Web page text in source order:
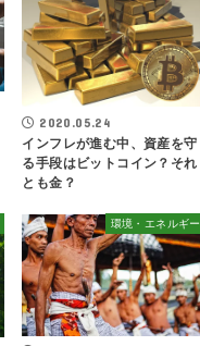
2020.05.24
インフレが進む中、資産を守
る手段はビットコイン？それ
とも金？
環境・エネルギー